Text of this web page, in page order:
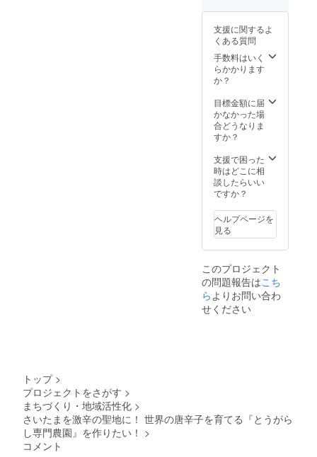
う。慶
應義塾
大学
SFC研
究所
フードX
ラボ研
究員。
個々で
料理家
やケー
タラー
に日本
食材を
ぎ、家
庭で気
しめる
お惣菜
に加
工、冷
人であ
面にシ
ワがた
くさん
振ると
中で種
わかる
程度。
※但し、
うがら
しでは
乾燥保
存は不
可。
並べて
置く。
風通し
の良い
日陰の
場所
燥。完
了の目
安は表
くさん
でき、
振ると
中で種
るのが
程度。
※但し、
生食限
定のと
うがら
しでは
乾燥保
は…爽
やかな
香りと
味わい
深さの
あと
さが
やって
くる。
んでい
ただい
てもい
いです
ビール
ウォッ
カと割
い日に
ぴった
り！ 見
沼田ん
ぼの環
で醸造
ズ：80
（た
て
260mm
/横
180mm
） ・入
れる品
が、だ
いたい
3〜7kg
くらい
定で
す。 ・
時期に
よって
きる品
種が異
なりま
すが、
6〜8種
あり）
・対象
イベン
う際
に、参
加者に
見ても
看板を
取り付
けたい
詳細）
・期
間：
2021年
ら2024
年10月
までの3
年間 ・
さいた
ま市緑
区南部
領辻 ・
その
に必ず
触れま
支援に関するよ
くある質問
手数料はいく
らかかります
か？
目標金額に届
かなかった場
合どうなりま
すか？
支援で困った
時はどこに相
談したらいい
ですか？
ヘルプページを
見る
このプロジェクト
の問題報告はこち
らよりお問い合わ
せください
トップ >
プロジェクトをさがす >
まちづくり・地域活性化 >
さいたまを激辛の聖地に！ 世界の唐辛子を育てる『とうがら
し専門農園』を作りたい！ >
コメント